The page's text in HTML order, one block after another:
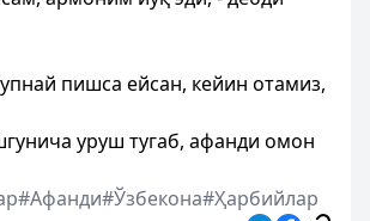
пишса ейсан, кейин отамиз,
уруш тугаб, афанди омон
#Афанди#Ўзбекона#Ҳарбийлар